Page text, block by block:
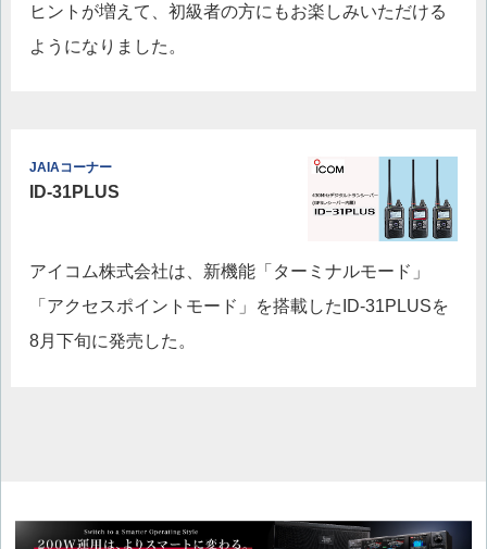
ヒントが増えて、初級者の方にもお楽しみいただける
ようになりました。
JAIAコーナー
ID-31PLUS
アイコム株式会社は、新機能「ターミナルモード」
「アクセスポイントモード」を搭載したID-31PLUSを
8月下旬に発売した。